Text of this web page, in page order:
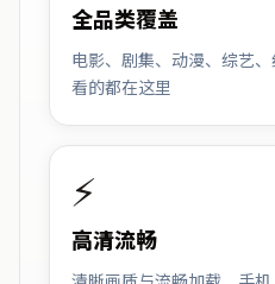
全品类覆盖
电影、剧集、动漫、综艺
看的都在这里
⚡
高清流畅